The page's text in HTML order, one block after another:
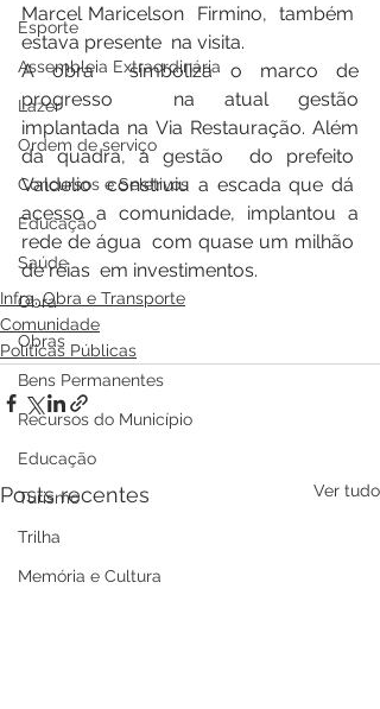
Esporte
Assembleia Extraordinária
Lazer
Ordem de serviço
Concursos e Seletivos
Educação
Saúde
Obra
Obras
Bens Permanentes
Recursos do Município
Educação
Turismo
Trilha
Memória e Cultura
Marcel Maricelson  Firmino,  também
estava presente  na visita.
A obra  simboliza o marco de
progresso  na atual gestão
implantada na Via Restauração. Além
da quadra, a gestão  do prefeito
Valdelio  construiu a escada que dá
acesso a comunidade, implantou a
rede de água  com quase um milhão
de reias  em investimentos.
Infra, Obra e Transporte
Comunidade
Políticas Públicas
Posts recentes Ver tudo